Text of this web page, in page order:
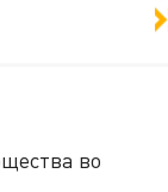
во